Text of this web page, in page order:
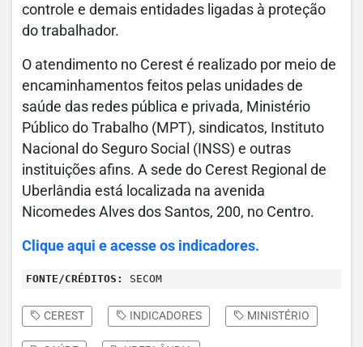
controle e demais entidades ligadas à proteção
do trabalhador.
O atendimento no Cerest é realizado por meio de
encaminhamentos feitos pelas unidades de
saúde das redes pública e privada, Ministério
Público do Trabalho (MPT), sindicatos, Instituto
Nacional do Seguro Social (INSS) e outras
instituições afins. A sede do Cerest Regional de
Uberlândia está localizada na avenida
Nicomedes Alves dos Santos, 200, no Centro.
Clique aqui e acesse os indicadores.
FONTE/CRÉDITOS: SECOM
CEREST INDICADORES MINISTÉRIO